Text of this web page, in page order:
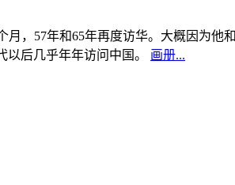
月，57年和65年再度访华。大概因为
以后几乎年年访问中国。 画册...